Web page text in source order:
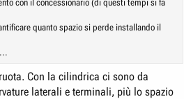
con il concessionario (di questi tempi si fa
quanto spazio si perde installando il
Con la cilindrica ci sono da
laterali e terminali, più lo spazio